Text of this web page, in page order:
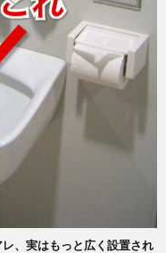
、実はもっと広く設置され